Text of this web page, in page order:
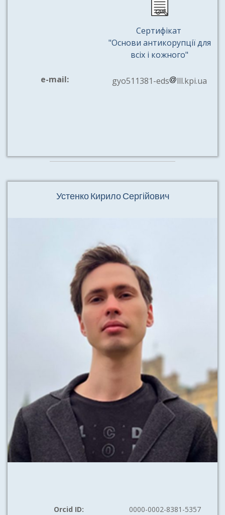
Сертифікат
"Основи антикорупції для
всіх і кожного"
e-mail: gyo511381-eds lll.kpi.ua
Устенко Кирило Сергійович
Orcid ID: 0000-0002-8381-5357